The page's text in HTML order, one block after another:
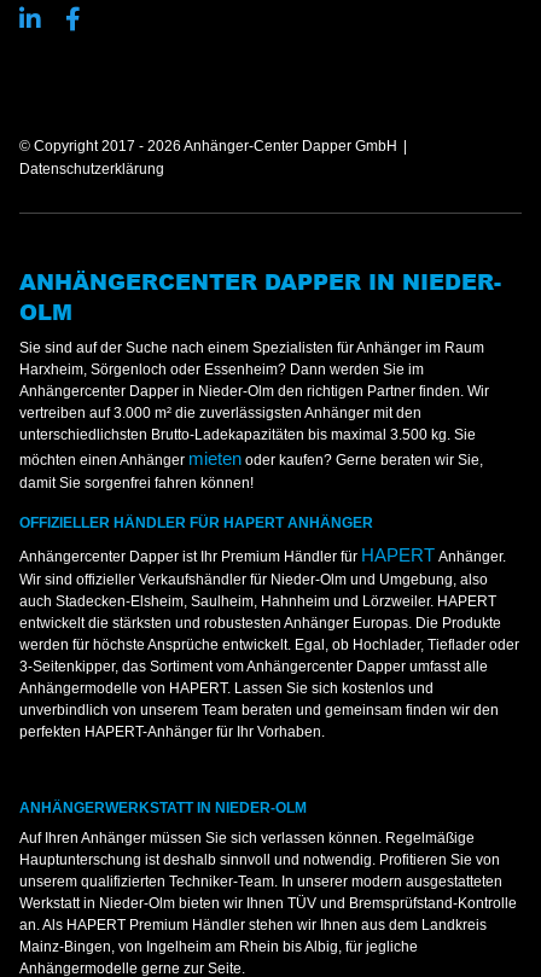
© Copyright 2017 - 2026 Anhänger-Center Dapper GmbH
Datenschutzerklärung
ANHÄNGERCENTER DAPPER IN NIEDER-
OLM
Sie sind auf der Suche nach einem Spezialisten für Anhänger im Raum
Harxheim, Sörgenloch oder Essenheim? Dann werden Sie im
Anhängercenter Dapper in Nieder-Olm den richtigen Partner finden. Wir
vertreiben auf 3.000 m² die zuverlässigsten Anhänger mit den
unterschiedlichsten Brutto-Ladekapazitäten bis maximal 3.500 kg. Sie
möchten einen Anhänger mieten oder kaufen? Gerne beraten wir Sie,
damit Sie sorgenfrei fahren können!
OFFIZIELLER HÄNDLER FÜR HAPERT ANHÄNGER
Anhängercenter Dapper ist Ihr Premium Händler für HAPERT Anhänger.
Wir sind offizieller Verkaufshändler für Nieder-Olm und Umgebung, also
auch Stadecken-Elsheim, Saulheim, Hahnheim und Lörzweiler. HAPERT
entwickelt die stärksten und robustesten Anhänger Europas. Die Produkte
werden für höchste Ansprüche entwickelt. Egal, ob Hochlader, Tieflader oder
3-Seitenkipper, das Sortiment vom Anhängercenter Dapper umfasst alle
Anhängermodelle von HAPERT. Lassen Sie sich kostenlos und
unverbindlich von unserem Team beraten und gemeinsam finden wir den
perfekten HAPERT-Anhänger für Ihr Vorhaben.
ANHÄNGERWERKSTATT IN NIEDER-OLM
Auf Ihren Anhänger müssen Sie sich verlassen können. Regelmäßige
Hauptunterschung ist deshalb sinnvoll und notwendig. Profitieren Sie von
unserem qualifizierten Techniker-Team. In unserer modern ausgestatteten
Werkstatt in Nieder-Olm bieten wir Ihnen TÜV und Bremsprüfstand-Kontrolle
an. Als HAPERT Premium Händler stehen wir Ihnen aus dem Landkreis
Mainz-Bingen, von Ingelheim am Rhein bis Albig, für jegliche
Anhängermodelle gerne zur Seite.